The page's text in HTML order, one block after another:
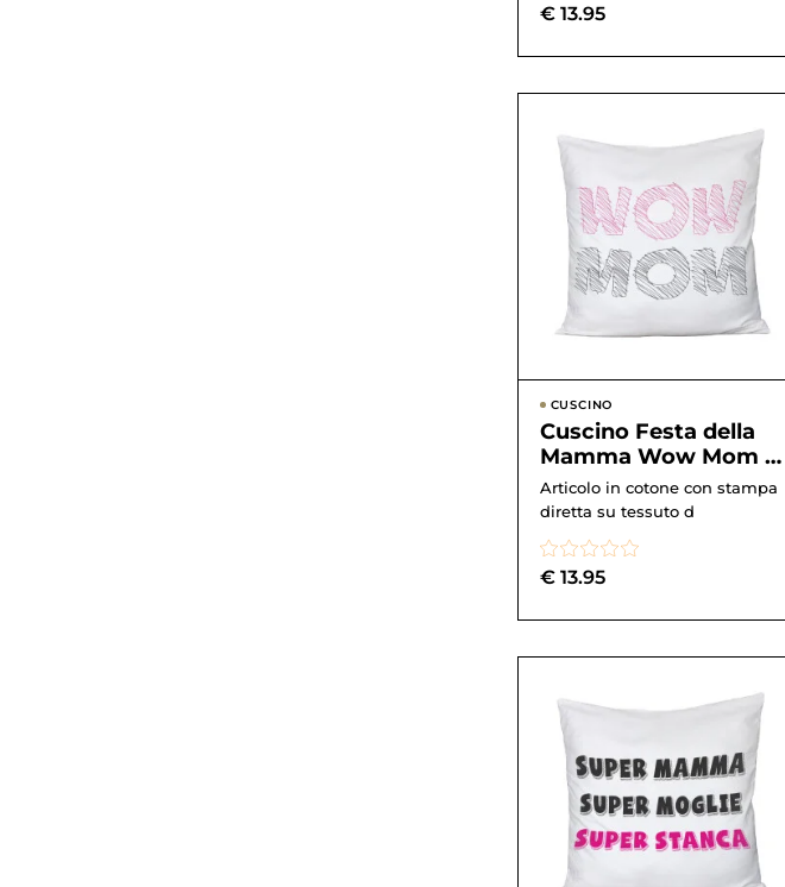
€13.95
CUSCINO
Cuscino Festa della
Mamma Wow Mom –
fashion – style – hap...
Articolo in cotone con stampa
diretta su tessuto d
€13.95